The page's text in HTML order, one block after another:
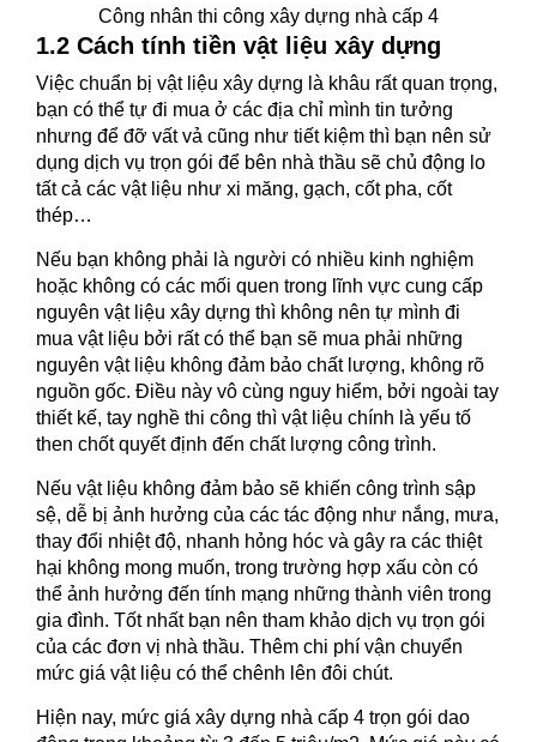
Công nhân thi công xây dựng nhà cấp 4
1.2 Cách tính tiền vật liệu xây dựng
Việc chuẩn bị vật liệu xây dựng là khâu rất quan trọng,
bạn có thể tự đi mua ở các địa chỉ mình tin tưởng
nhưng để đỡ vất vả cũng như tiết kiệm thì bạn nên sử
dụng dịch vụ trọn gói để bên nhà thầu sẽ chủ động lo
tất cả các vật liệu như xi măng, gạch, cốt pha, cốt
thép…
Nếu bạn không phải là người có nhiều kinh nghiệm
hoặc không có các mối quen trong lĩnh vực cung cấp
nguyên vật liệu xây dựng thì không nên tự mình đi
mua vật liệu bởi rất có thể bạn sẽ mua phải những
nguyên vật liệu không đảm bảo chất lượng, không rõ
nguồn gốc. Điều này vô cùng nguy hiểm, bởi ngoài tay
thiết kế, tay nghề thi công thì vật liệu chính là yếu tố
then chốt quyết định đến chất lượng công trình.
Nếu vật liệu không đảm bảo sẽ khiến công trình sập
sệ, dễ bị ảnh hưởng của các tác động như nắng, mưa,
thay đổi nhiệt độ, nhanh hỏng hóc và gây ra các thiệt
hại không mong muốn, trong trường hợp xấu còn có
thể ảnh hưởng đến tính mạng những thành viên trong
gia đình. Tốt nhất bạn nên tham khảo dịch vụ trọn gói
của các đơn vị nhà thầu. Thêm chi phí vận chuyển
mức giá vật liệu có thể chênh lên đôi chút.
Hiện nay, mức giá xây dựng nhà cấp 4 trọn gói dao